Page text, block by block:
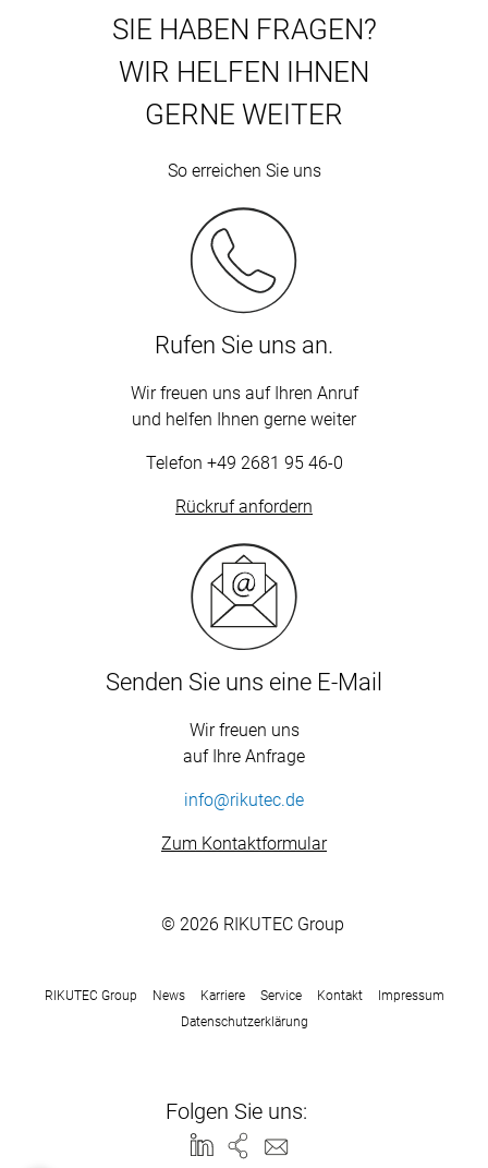
SIE HABEN FRAGEN?
WIR HELFEN IHNEN
GERNE WEITER
So erreichen Sie uns
Rufen Sie uns an.
Wir freuen uns auf Ihren Anruf
und helfen Ihnen gerne weiter
Telefon +49 2681 95 46-0
Rückruf anfordern
Senden Sie uns eine E-Mail
Wir freuen uns
auf Ihre Anfrage
info@rikutec.de
Zum Kontaktformular
© 2026 RIKUTEC Group
RIKUTEC Group News Karriere Service Kontakt
Impressum
Datenschutzerklärung
Folgen Sie uns: